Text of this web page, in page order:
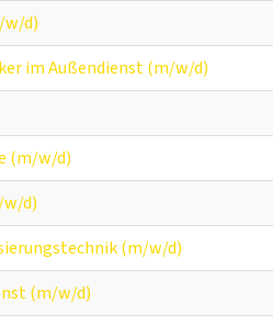
w/d)
im Außendienst (m/w/d)
(m/w/d)
d)
(m/w/d)
(m/w/d)